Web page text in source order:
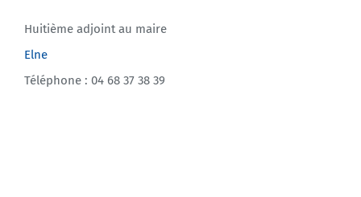
Huitième adjoint au maire
Elne
Téléphone : 04 68 37 38 39